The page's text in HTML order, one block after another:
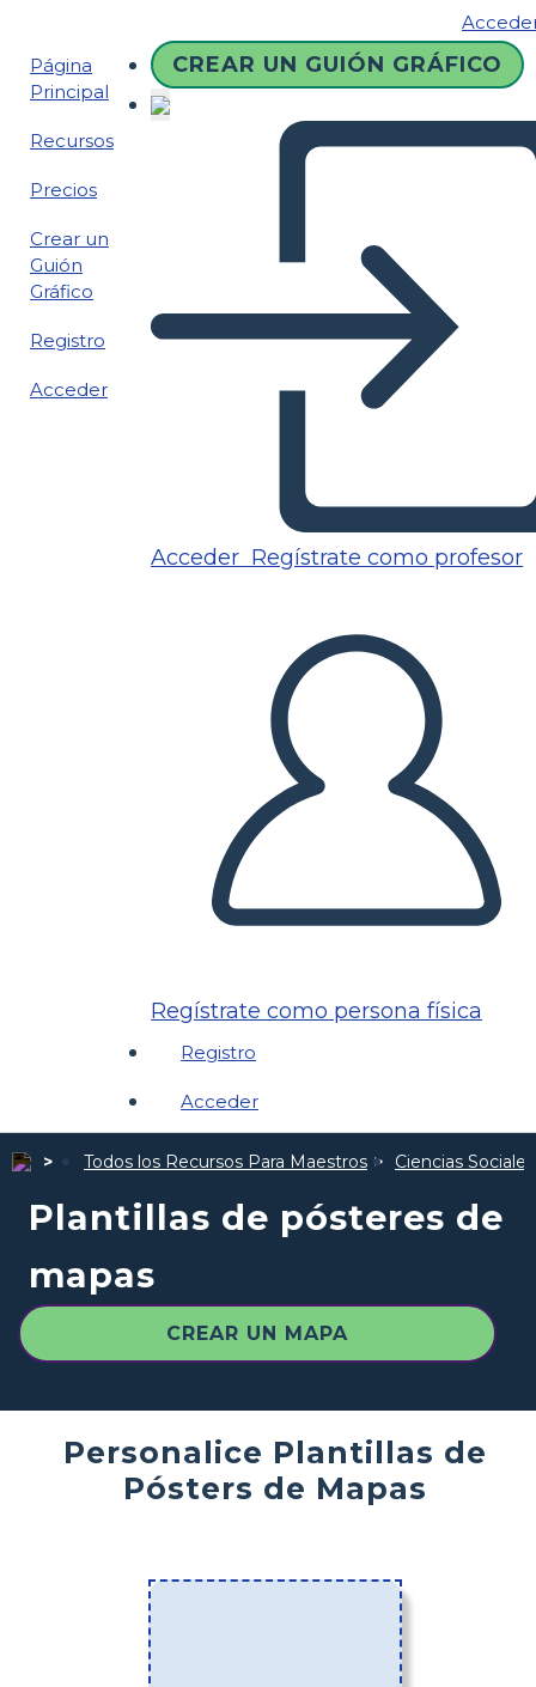
Página
Principal
Recursos
Precios
Crear un
Guión
Gráfico
Registro
Acceder
CREAR UN GUIÓN GRÁFICO
Acceder Regístrate como profesor
Regístrate como persona física
Registro
Acceder
Todos los Recursos Para Maestros Ciencias Sociales
Plantillas de pósteres de
mapas
CREAR UN MAPA
Personalice Plantillas de
Pósters de Mapas